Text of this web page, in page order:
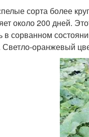
сорта более
около 200 дней.
в сорванном
Светло-оранжевый